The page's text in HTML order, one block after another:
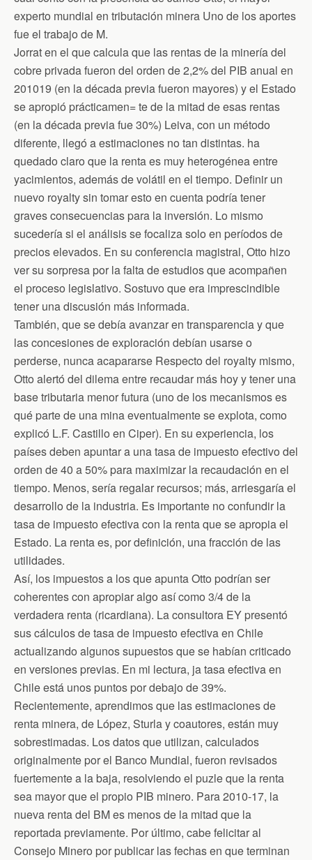
experto mundial en tributación minera Uno de los aportes
fue el trabajo de M.
Jorrat en el que calcula que las rentas de la minería del
cobre privada fueron del orden de 2,2% del PIB anual en
201019 (en la década previa fueron mayores) y el Estado
se apropió prácticamen= te de la mitad de esas rentas
(en la década previa fue 30%) Leiva, con un método
diferente, llegó a estimaciones no tan distintas. ha
quedado claro que la renta es muy heterogénea entre
yacimientos, además de volátil en el tiempo. Definir un
nuevo royalty sin tomar esto en cuenta podría tener
graves consecuencias para la inversión. Lo mismo
sucedería si el análisis se focaliza solo en períodos de
precios elevados. En su conferencia magistral, Otto hizo
ver su sorpresa por la falta de estudios que acompañen
el proceso legislativo. Sostuvo que era imprescindible
tener una discusión más informada.
También, que se debía avanzar en transparencia y que
las concesiones de exploración debían usarse o
perderse, nunca acapararse Respecto del royalty mismo,
Otto alertó del dilema entre recaudar más hoy y tener una
base tributaria menor futura (uno de los mecanismos es
qué parte de una mina eventualmente se explota, como
explicó L.F. Castillo en Ciper). En su experiencia, los
países deben apuntar a una tasa de impuesto efectivo del
orden de 40 a 50% para maximizar la recaudación en el
tiempo. Menos, sería regalar recursos; más, arriesgaría el
desarrollo de la industria. Es importante no confundir la
tasa de impuesto efectiva con la renta que se apropia el
Estado. La renta es, por definición, una fracción de las
utilidades.
Así, los impuestos a los que apunta Otto podrían ser
coherentes con apropiar algo así como 3/4 de la
verdadera renta (ricardiana). La consultora EY presentó
sus cálculos de tasa de impuesto efectiva en Chile
actualizando algunos supuestos que se habían criticado
en versiones previas. En mi lectura, ja tasa efectiva en
Chile está unos puntos por debajo de 39%.
Recientemente, aprendimos que las estimaciones de
renta minera, de López, Sturla y coautores, están muy
sobrestimadas. Los datos que utilizan, calculados
originalmente por el Banco Mundial, fueron revisados
fuertemente a la baja, resolviendo el puzle que la renta
sea mayor que el propio PIB minero. Para 2010-17, la
nueva renta del BM es menos de la mitad que la
reportada previamente. Por último, cabe felicitar al
Consejo Minero por publicar las fechas en que terminan